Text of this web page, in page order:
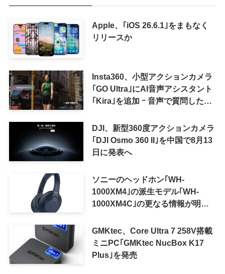
Apple、｢iOS 26.6.1｣をまもなく
リリースか
Insta360、小型アクションカメラ
｢GO Ultra｣にAI音声アシスタント
｢Kira｣を追加 ｰ 音声で質問した
可能に
DJI、新型360度アクションカメラ
｢DJI Osmo 360 II｣を中国で8月13
日に発表へ
ソニーのヘッドホン｢WH-
1000XM4｣の派生モデル｢WH-
1000XM4C｣の更なる情報が明ら
GMKtec、Core Ultra 7 258V搭載
ミニPC｢GMKtec NucBox K17
Plus｣を発売